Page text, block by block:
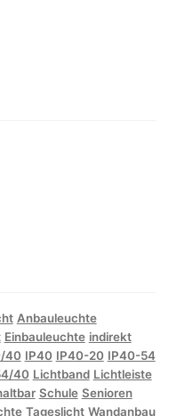
Anbauleuchte
Einbauleuchte indirekt
40 IP40 IP40-20 IP40-54
40 Lichtband Lichtleiste
Schule Senioren
Tageslicht Wandanbau